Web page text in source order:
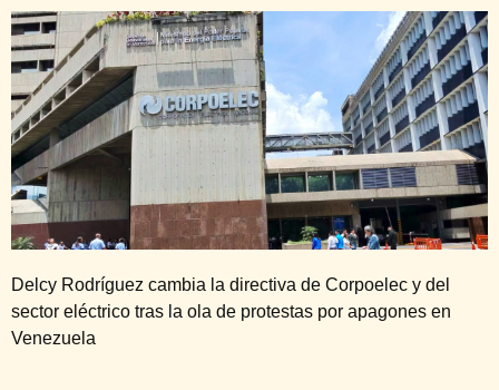
Delcy Rodríguez cambia la directiva de Corpoelec y del
sector eléctrico tras la ola de protestas por apagones en
Venezuela